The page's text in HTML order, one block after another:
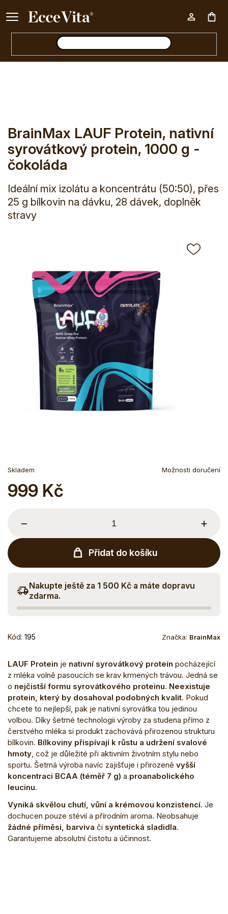
Ke každému nákupu nad 500 Kč dárek zdarma 📦
E-shop BrainMax LAUF Protein, nativní syrovátkový
Skladem Možnosti doručení
999 Kč
Měrná
cena:
+
−
Přidat do košíku
Nakupte ještě za 1 500 Kč a máte dopravu
zdarma.
Kód: 195 Značka: BrainMax
LAUF Protein je nativní syrovátkový protein pocházející
z mléka volně pasoucích se krav krmených trávou. Jedná se
o nejčistší formu syrovátkového proteinu. Neexistuje
protein, který by dosahoval podobných kvalit. Pokud
chcete to nejlepší, pak je nativní syrovátka tou jedinou
volbou. Díky šetrné technologii výroby za studena přímo z
čerstvého mléka si produkt zachovává přirozenou strukturu
bílkovin. Bílkoviny přispívají k růstu a udržení svalové
hmoty, což je důležité při aktivním životním stylu nebo
sportu. Šetrná výroba navíc zajišťuje i přirozeně vyšší
koncentraci BCAA (téměř 7 g) a proanabolického
leucinu.
Vyniká skvělou chutí, vůní a krémovou konzistencí. Je
dochucen pouze stévií a přírodním aroma. Neobsahuje
žádné příměsi, barviva či syntetická sladidla.
Garantujeme absolutní čistotu a účinnost.
BrainMax LAUF Protein, nativní
syrovátkový protein, 1000 g -
čokoláda
Ideální mix izolátu a koncentrátu (50:50), přes
25 g bílkovin na dávku, 28 dávek, doplněk
stravy